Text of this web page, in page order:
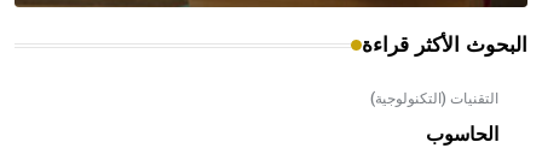
البحوث الأكثر قراءة
التقنيات (التكنولوجية)
الحاسوب